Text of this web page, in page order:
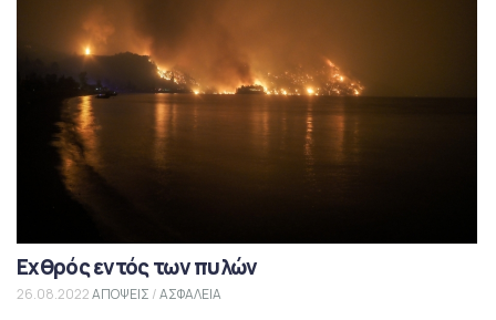
Εχθρός εντός των πυλών
26.08.2022ΑΠΟΨΕΙΣ /ΑΣΦΑΛΕΙΑ